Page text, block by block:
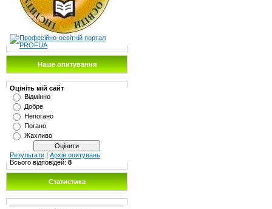
Наше опитування
Оцініть мій сайт
Відмінно
Добре
Непогано
Погано
Жахливо
Результати | Архів опитувань
Всього відповідей: 8
Статистика